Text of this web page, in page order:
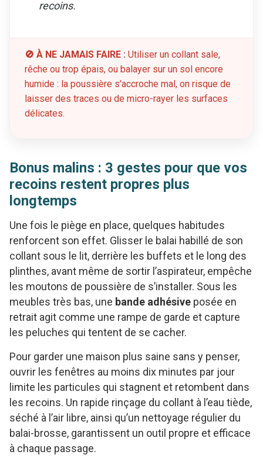
recoins.
🚫 À NE JAMAIS FAIRE : Utiliser un collant sale,
rêche ou trop épais, ou balayer sur un sol encore
humide : la poussière s’accroche mal, on risque de
laisser des traces ou de micro-rayer les surfaces
délicates.
Bonus malins : 3 gestes pour que vos
recoins restent propres plus
longtemps
Une fois le piège en place, quelques habitudes
renforcent son effet. Glisser le balai habillé de son
collant sous le lit, derrière les buffets et le long des
plinthes, avant même de sortir l’aspirateur, empêche
les moutons de poussière de s’installer. Sous les
meubles très bas, une bande adhésive posée en
retrait agit comme une rampe de garde et capture
les peluches qui tentent de se cacher.
Pour garder une maison plus saine sans y penser,
ouvrir les fenêtres au moins dix minutes par jour
limite les particules qui stagnent et retombent dans
les recoins. Un rapide rinçage du collant à l’eau tiède,
séché à l’air libre, ainsi qu’un nettoyage régulier du
balai-brosse, garantissent un outil propre et efficace
à chaque passage.